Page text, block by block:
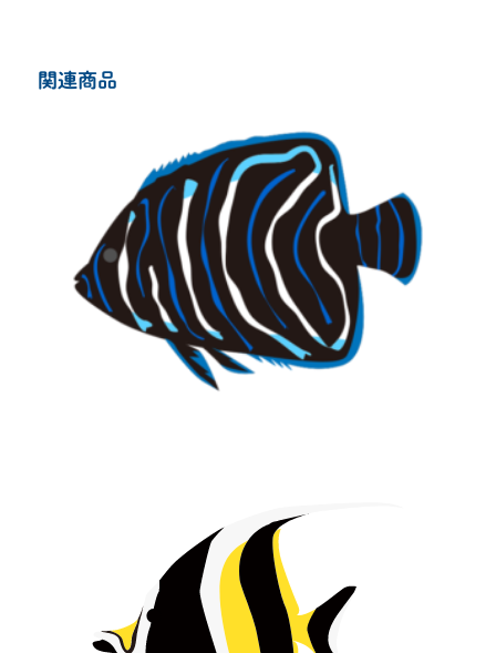
関連商品